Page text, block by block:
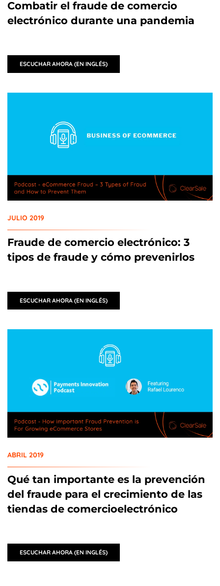
Combatir el fraude de comercio
electrónico durante una pandemia
ESCUCHAR AHORA (EN INGLÉS)
JULIO 2019
Fraude de comercio electrónico: 3
tipos de fraude y cómo prevenirlos
ESCUCHAR AHORA (EN INGLÉS)
ABRIL 2019
Qué tan importante es la prevención
del fraude para el crecimiento de las
tiendas de comercioelectrónico
ESCUCHAR AHORA (EN INGLÉS)